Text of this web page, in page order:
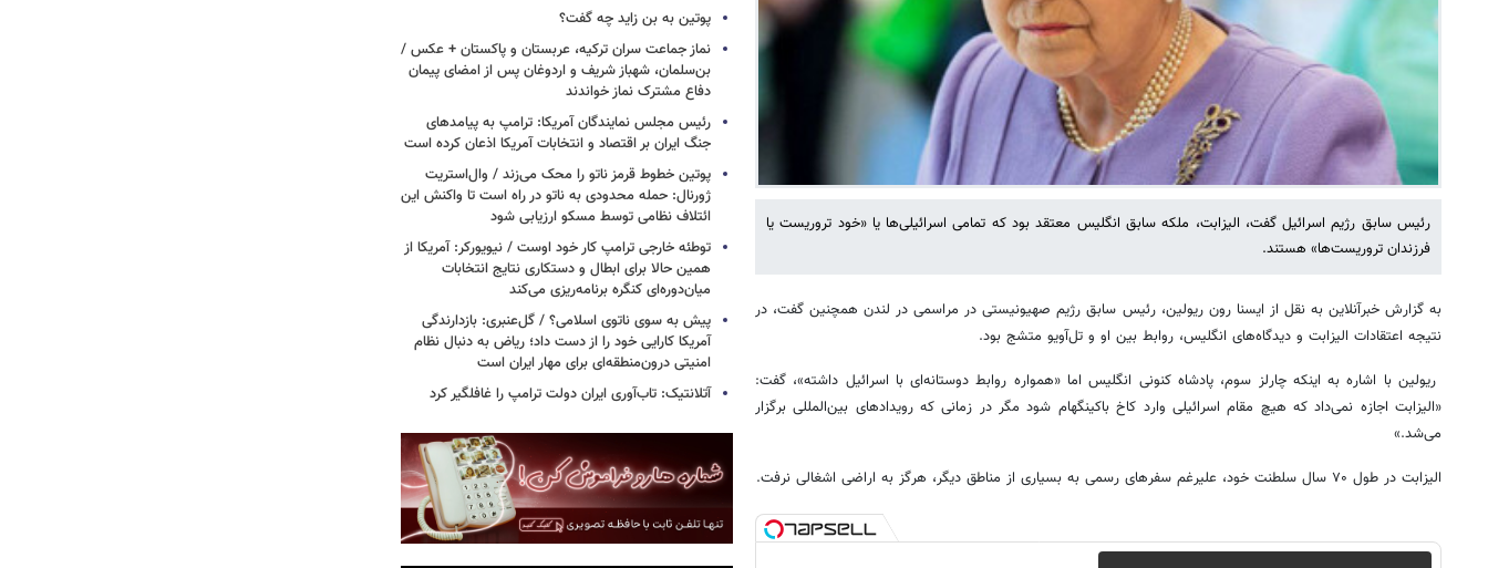
رئیس سابق رژیم اسرائیل گفت، الیزابت، ملکه سابق انگلیس معتقد بود که تمامی اسرائیلی‌ها یا «خود تروریست یا
فرزندان تروریست‌ها» هستند.
به گزارش خبرآنلاین به نقل از ایسنا رون ریولین، رئیس سابق رژیم صهیونیستی در مراسمی در لندن همچنین گفت، در
نتیجه اعتقادات الیزابت و دیدگاه‌های انگلیس، روابط بین او و تل‌آویو متشج بود.
ریولین با اشاره به اینکه چارلز سوم، پادشاه کنونی انگلیس اما «همواره روابط دوستانه‌ای با اسرائیل داشته»، گفت:
«الیزابت اجازه نمی‌داد که هیچ مقام اسرائیلی وارد کاخ باکینگهام شود مگر در زمانی که رویدادهای بین‌المللی برگزار
می‌شد.»
الیزابت در طول ۷۰ سال سلطنت خود، علیرغم سفرهای رسمی به بسیاری از مناطق دیگر، هرگز به اراضی اشغالی نرفت.
پوتین به بن زاید چه گفت؟
نماز جماعت سران ترکیه، عربستان و پاکستان + عکس /
بن‌سلمان، شهباز شریف و اردوغان پس از امضای پیمان
دفاع مشترک نماز خواندند
رئیس مجلس نمایندگان آمریکا: ترامپ به پیامدهای
جنگ ایران بر اقتصاد و انتخابات آمریکا اذعان کرده است
پوتین خطوط قرمز ناتو را محک می‌زند / وال‌استریت
ژورنال: حمله محدودی به ناتو در راه است تا واکنش این
ائتلاف نظامی توسط مسکو ارزیابی شود
توطئه خارجی ترامپ کار خود اوست / نیویورکر: آمریکا از
همین حالا برای ابطال و دستکاری نتایج انتخابات
میان‌دوره‌ای کنگره برنامه‌ریزی می‌کند
پیش به سوی ناتوی اسلامی؟ / گل‌عنبری: بازدارندگی
آمریکا کارایی خود را از دست داد؛ ریاض به دنبال نظام
امنیتی درون‌منطقه‌ای برای مهار ایران است
آتلانتیک: تاب‌آوری ایران دولت ترامپ را غافلگیر کرد